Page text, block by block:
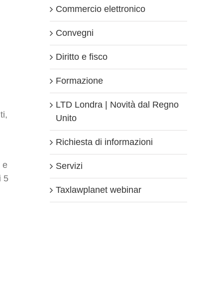
e
5
Commercio elettronico
Convegni
Diritto e fisco
Formazione
LTD Londra | Novità dal Regno
Unito
Richiesta di informazioni
Servizi
Taxlawplanet webinar